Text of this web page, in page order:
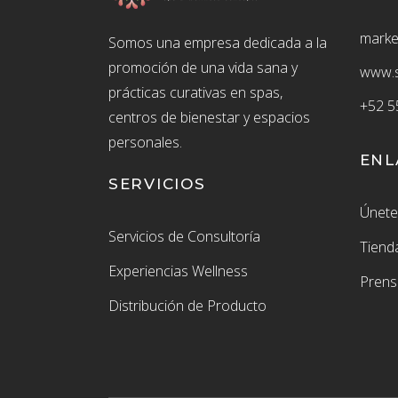
Somos una empresa dedicada a la
promoción de una vida sana y
prácticas curativas en spas,
centros de bienestar y espacios
personales.
SERVICIOS
Servicios de Consultoría
Experiencias Wellness
Distribución de Producto
+52